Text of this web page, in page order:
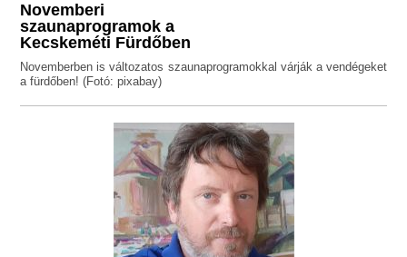
Novemberi
szaunaprogramok a
Kecskeméti Fürdőben
Novemberben is változatos szaunaprogramokkal várják a vendégeket
a fürdőben! (Fotó: pixabay)